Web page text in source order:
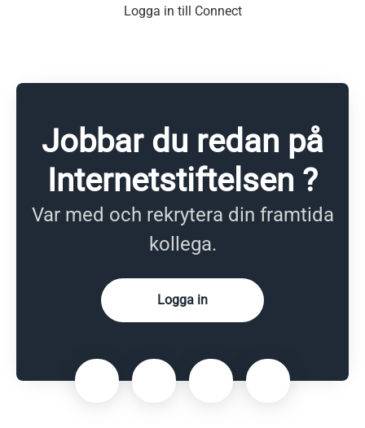
Logga in till Connect
Jobbar du redan på
Internetstiftelsen ?
Var med och rekrytera din framtida
kollega.
Logga in